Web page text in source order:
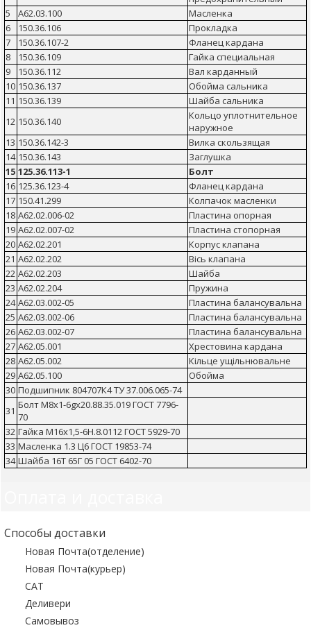
5
А62.03.100
Масленка
6
150.36.106
Прокладка
7
150.36.107-2
Фланец кардана
8
150.36.109
Гайка специальная
9
150.36.112
Вал карданный
10 150.36.137
Обойма сальника
11 150.36.139
Шайба сальника
12 150.36.140
Кольцо уплотнительное
наружное
13 150.36.142-3
Вилка скользящая
14 150.36.143
Заглушка
15 125.36.113-1
Болт
16 125.36.123-4
Фланец кардана
17 150.41.299
Колпачок масленки
18 А62.02.006-02
Пластина опорная
19 А62.02.007-02
Пластина стопорная
20 А62.02.201
Корпус клапана
21 А62.02.202
Вісь клапана
22 А62.02.203
Шайба
23 А62.02.204
Пружина
24 А62.03.002-05
Пластина балансувальна
25 А62.03.002-06
Пластина балансувальна
26 А62.03.002-07
Пластина балансувальна
27 А62.05.001
Хрестовина кардана
28 А62.05.002
Кільце ущільнювальне
29 А62.05.100
Обойма
30 Подшипник 804707К4 ТУ 37.006.065-74
31 Болт М8х1-6gх20.88.35.019 ГОСТ 7796-
70
32 Гайка М16х1,5-6Н.8.0112 ГОСТ 5929-70
33 Масленка 1.3 Ц6 ГОСТ 19853-74
34 Шайба 16Т 65Г 05 ГОСТ 6402-70
Способы доставки
Новая Почта(отделение)
Новая Почта(курьер)
САТ
Деливери
Самовывоз